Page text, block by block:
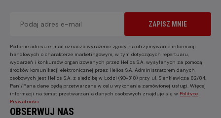
ZAPISZ MNIE
Podanie adresu e-mail oznacza wyrażenie zgody na otrzymywanie informacji
handlowych o charakterze marketingowym, w tym dotyczących repertuaru,
wydarzeń i konkursów organizowanych przez Helios S.A. wysyłanych za pomocą
środków komunikacji elektronicznej przez Helios S.A. Administratorem danych
osobowych jest Helios S.A. z siedzibą w Łodzi (90-318) przy ul. Sienkiewicza 82/84.
Pani/Pana dane będą przetwarzane w celu wykonania zamówionej usługi. Więcej
informacji na temat przetwarzania danych osobowych znajduje się w Polityce
Prywatności
OBSERWUJ NAS